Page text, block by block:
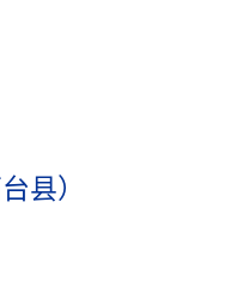
县）